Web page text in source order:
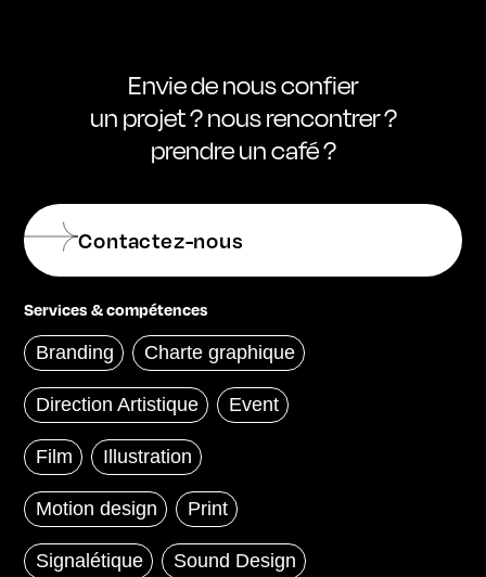
Envie de nous confier
un projet ? nous rencontrer ?
prendre un café ?
Contactez-nous
Services & compétences
Branding Charte graphique
Direction Artistique Event
Film Illustration
Motion design Print
Signalétique Sound Design